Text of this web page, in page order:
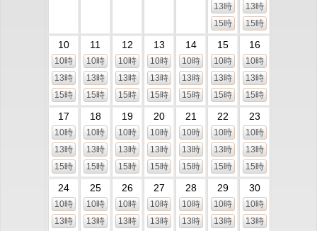
13時
15時
13時
15時
10
10時
13時
15時
11
10時
13時
15時
12
10時
13時
15時
13
10時
13時
15時
14
10時
13時
15時
15
10時
13時
15時
16
10時
13時
15時
17
10時
13時
15時
18
10時
13時
15時
19
10時
13時
15時
20
10時
13時
15時
21
10時
13時
15時
22
10時
13時
15時
23
10時
13時
15時
24
10時
13時
25
10時
13時
26
10時
13時
27
10時
13時
28
10時
13時
29
10時
13時
30
10時
13時